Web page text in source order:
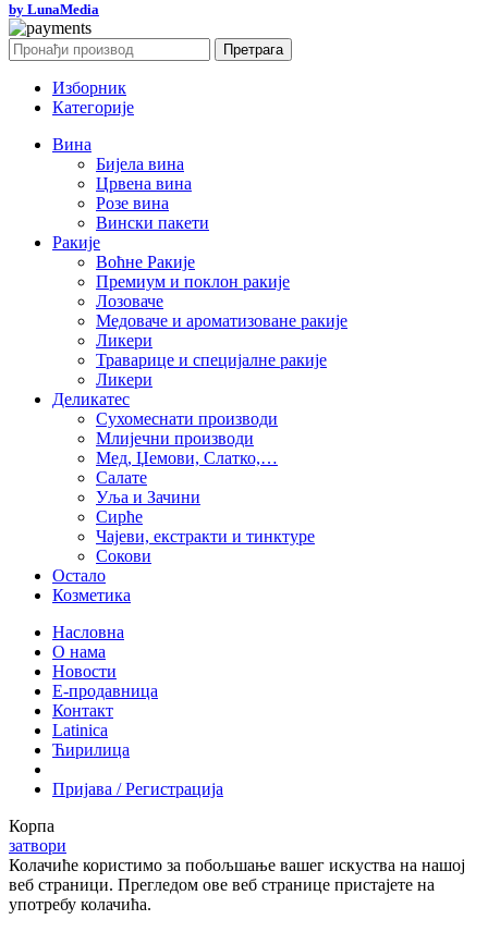
by LunaMedia
Претрага
Изборник
Категорије
Вина
Бијела вина
Црвена вина
Розе вина
Вински пакети
Ракије
Воћне Ракије
Премиум и поклон ракије
Лозоваче
Медоваче и ароматизоване ракије
Ликери
Траварице и специјалне ракије
Ликери
Деликатес
Сухомеснати производи
Млијечни производи
Мед, Џемови, Слатко,…
Салате
Уља и Зачини
Сирће
Чајеви, екстракти и тинктуре
Сокови
Остало
Козметика
Насловна
О нама
Новости
Е-продавница
Контакт
Latinica
Ћирилица
Пријава / Регистрација
Корпа
затвори
Колачиће користимо за побољшање вашег искуства на нашој
веб страници. Прегледом ове веб странице пристајете на
употребу колачића.